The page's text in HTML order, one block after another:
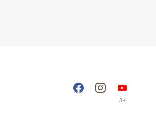
3K